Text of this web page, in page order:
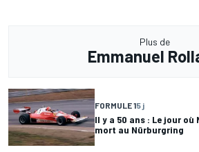
Plus de
Emmanuel
FORMULE 15 j
Il y a 50 ans : Le jour
mort au Nürburgring